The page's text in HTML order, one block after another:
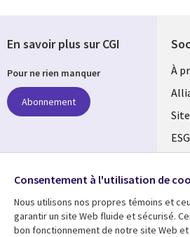
À
ESG
En savoir plus sur CGI
Pour ne rien manquer
Abonnement
Suivez-nous
Social
Media
Consentement à l'utilisation de
Nous utilisons nos propres témoins et
garantir un site Web fluide et sécurisé.
bon fonctionnement de notre site Web